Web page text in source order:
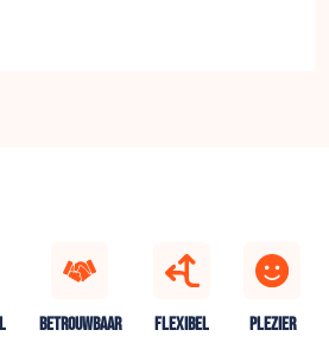
BETROUWBAAR FLEXIBEL PLEZIER